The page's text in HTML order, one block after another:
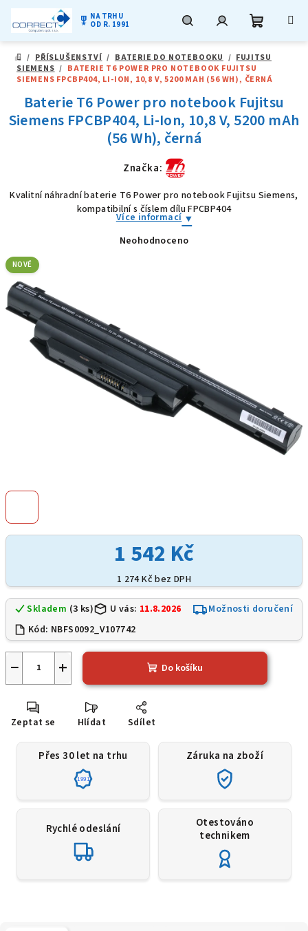
obsah
military_tech NA TRHU
OD R. 1991
košík
DOMŮ
/ PŘÍSLUŠENSTVÍ / BATERIE DO NOTEBOOKU / FUJITSU
SIEMENS / BATERIE T6 POWER PRO NOTEBOOK FUJITSU
SIEMENS FPCBP404, LI-ION, 10,8 V, 5200 MAH (56 WH), ČERNÁ
1 542 Kč
1 274 Kč bez DPH
Skladem (3 ks) U vás: 11.8.2026
Možnosti doručení
Kód: NBFS0092_V107742
+
− Do košíku
Zeptat se Hlídat Sdílet
Baterie T6 Power pro notebook Fujitsu
Siemens FPCBP404, Li-Ion, 10,8 V, 5200 mAh
(56 Wh), černá
Značka:
Kvalitní náhradní baterie T6 Power pro notebook Fujitsu Siemens,
kompatibilní s číslem dílu FPCBP404
Více informací
Průměrné
Neohodnoceno
NOVÉ
Přes 30 let na trhu
1991
Záruka na zboží
Rychlé odeslání
Otestováno
technikem